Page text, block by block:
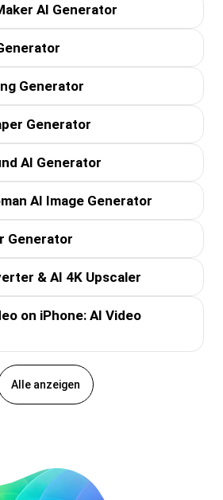
AI Generator
Generator
Generator
AI Generator
AI Image Generator
Generator
& AI 4K Upscaler
on iPhone: AI Video
Alle anzeigen